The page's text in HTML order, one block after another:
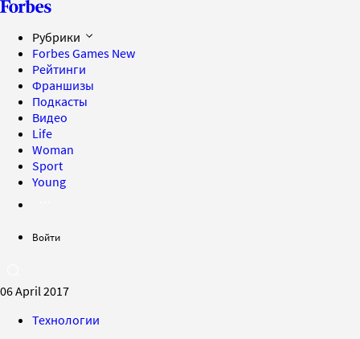
Рубрики
Forbes Games New
Рейтинги
Франшизы
Подкасты
Видео
Life
Woman
Sport
Young
Войти
06 April 2017
Технологии